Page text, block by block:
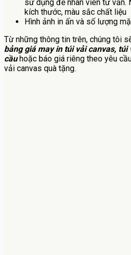
sử dụng để nhân viên tư vấn.
kích thước, màu sắc chất liệu
Hình ảnh in ấn và số lượng
Từ những thông tin trên, chúng tôi
bảng giá may in túi vải canvas, túi
cầu hoặc báo giá riêng theo yêu
vải canvas quà tặng.